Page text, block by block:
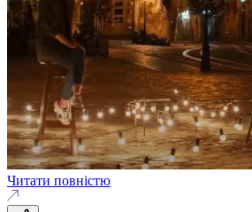
Читати повністю